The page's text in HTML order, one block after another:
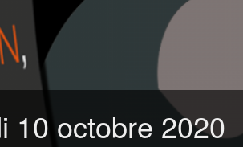
10 octobre 2020